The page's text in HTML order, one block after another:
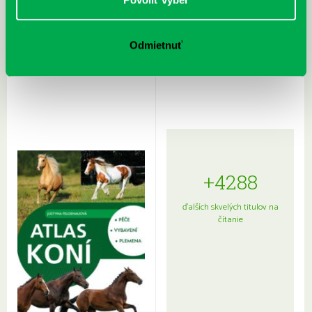
Odmietnuť
Rudź, Przemyslaw: Atlas hviezd:
Hardy, Paula: Japonsko na tanieri:
+4288
ďalších skvelých titulov na
čítanie